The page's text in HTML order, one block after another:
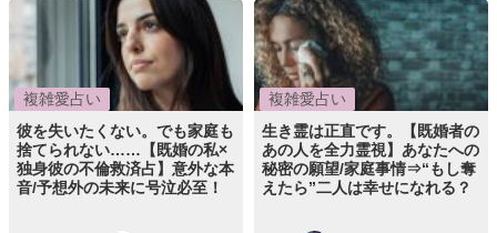
複雑愛占い
彼を失いたくない。でも家庭も
捨てられない……【既婚の私×
独身彼の不倫救済占】意外な本
音/予想外の未来に号泣必至！
複雑愛占い
生き霊は正直です。【既婚者の
あの人を全力霊視】あなたへの
秘密の願望/家庭事情⇒“もし奪
えたら”二人は幸せになれる？